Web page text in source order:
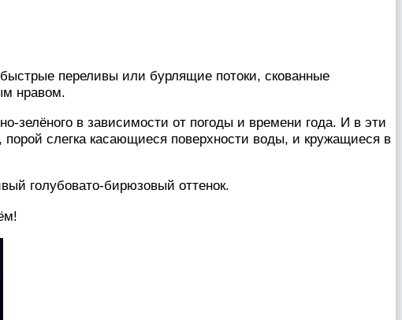
переливы или бурлящие потоки, скованные
нравом.
зелёного в зависимости от погоды и времени года. И в эти
слегка касающиеся поверхности воды, и кружащиеся в
голубовато-бирюзовый оттенок.